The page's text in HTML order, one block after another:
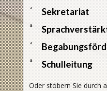
a Sekretariat
a
a
a Schulleitung
Oder stöbern Sie durch